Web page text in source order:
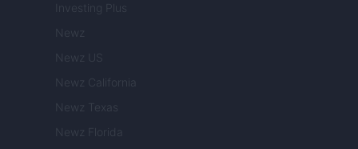
Investing Plus
Newz
Newz US
Newz California
Newz Texas
Newz Florida